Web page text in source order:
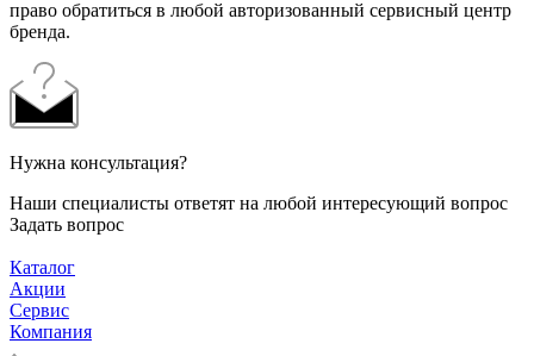
право обратиться в любой авторизованный сервисный центр
бренда.
Нужна консультация?
Наши специалисты ответят на любой интересующий вопрос
Задать вопрос
Каталог
Акции
Сервис
Компания